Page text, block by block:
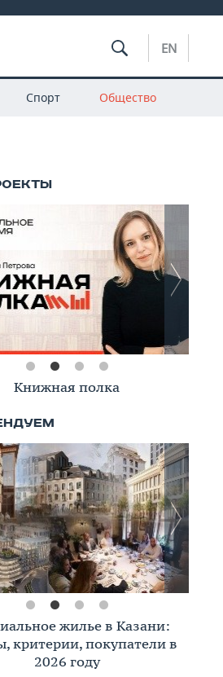
EN
Спорт Общество
Книжная полка
жилье в Казани:
критерии, покупатели в
2026 году